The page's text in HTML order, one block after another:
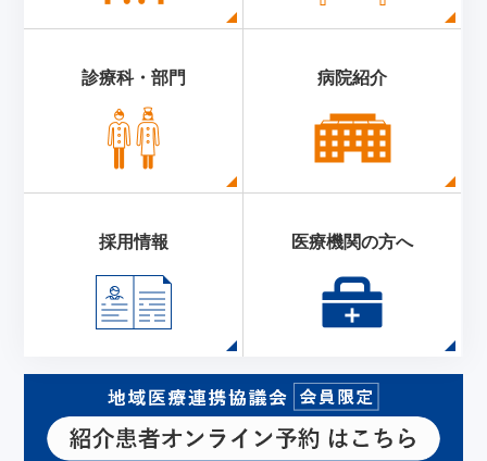
診療科・部門 病院紹介
採用情報 医療機関の方へ